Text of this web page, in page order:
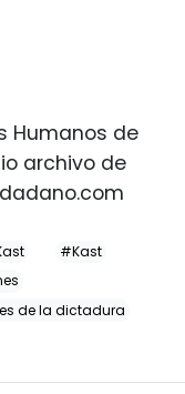
Humanos de
archivo de
#Kast
de la dictadura